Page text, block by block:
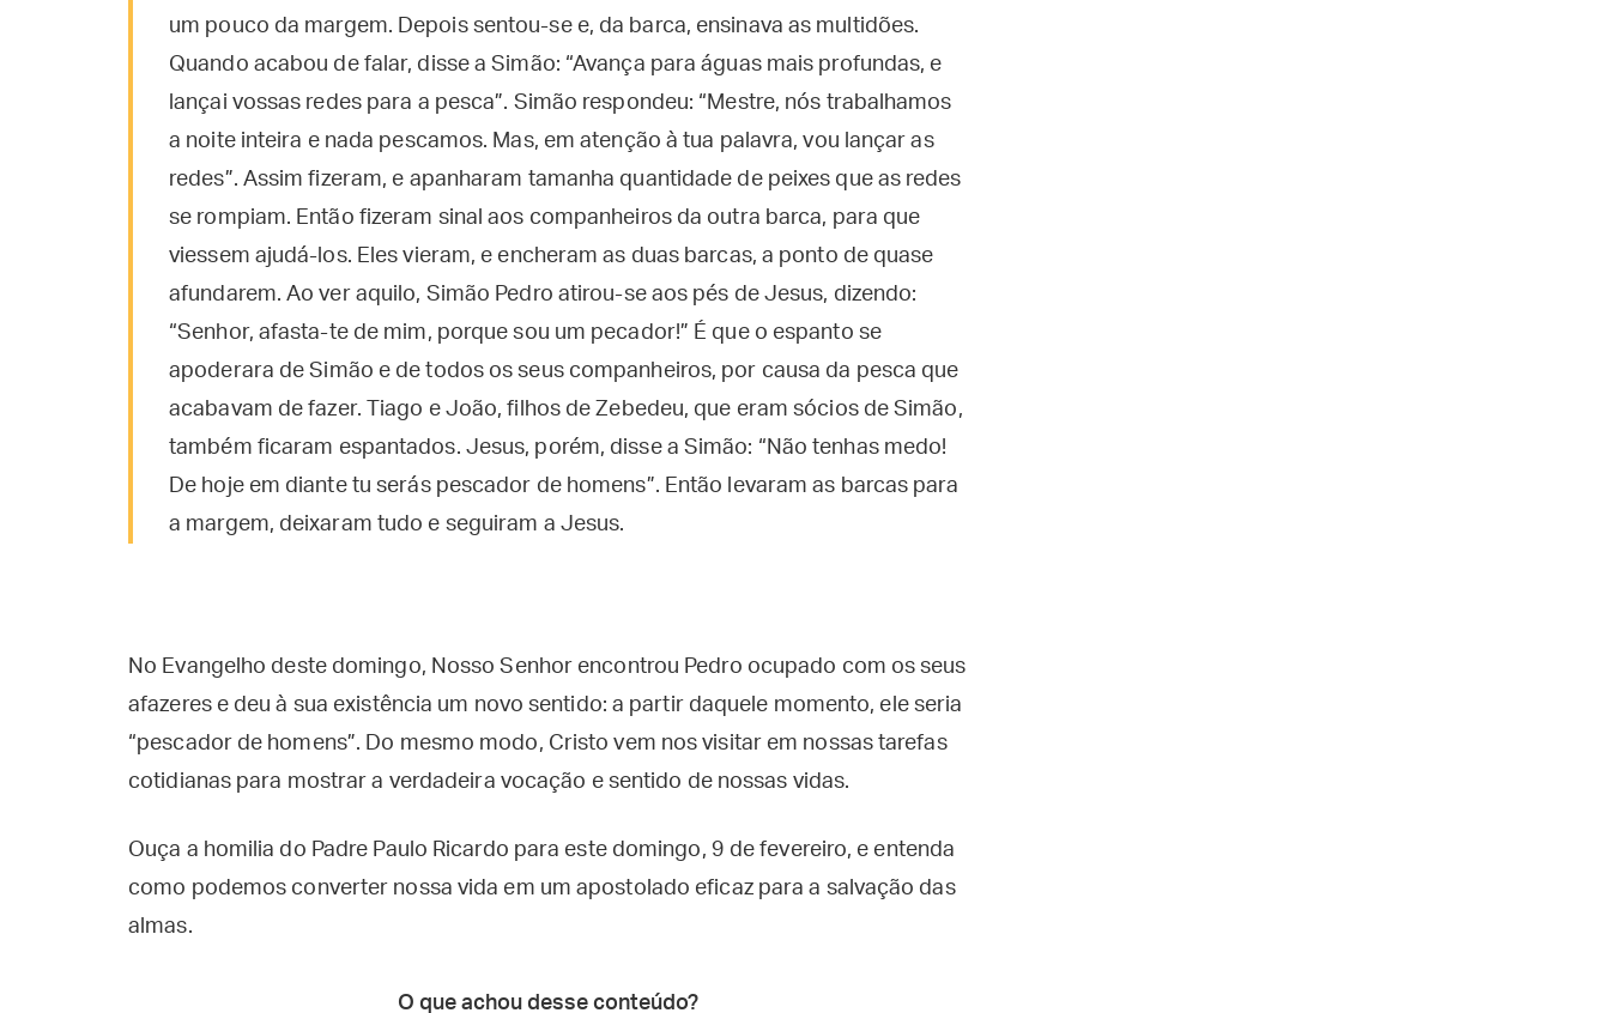
um pouco da margem. Depois sentou-se e, da barca, ensinava as multidões.
Quando acabou de falar, disse a Simão: “Avança para águas mais profundas, e
lançai vossas redes para a pesca”. Simão respondeu: “Mestre, nós trabalhamos
a noite inteira e nada pescamos. Mas, em atenção à tua palavra, vou lançar as
redes”. Assim fizeram, e apanharam tamanha quantidade de peixes que as redes
se rompiam. Então fizeram sinal aos companheiros da outra barca, para que
viessem ajudá-los. Eles vieram, e encheram as duas barcas, a ponto de quase
afundarem. Ao ver aquilo, Simão Pedro atirou-se aos pés de Jesus, dizendo:
“Senhor, afasta-te de mim, porque sou um pecador!” É que o espanto se
apoderara de Simão e de todos os seus companheiros, por causa da pesca que
acabavam de fazer. Tiago e João, filhos de Zebedeu, que eram sócios de Simão,
também ficaram espantados. Jesus, porém, disse a Simão: “Não tenhas medo!
De hoje em diante tu serás pescador de homens”. Então levaram as barcas para
a margem, deixaram tudo e seguiram a Jesus.
No Evangelho deste domingo, Nosso Senhor encontrou Pedro ocupado com os seus
afazeres e deu à sua existência um novo sentido: a partir daquele momento, ele seria
“pescador de homens”. Do mesmo modo, Cristo vem nos visitar em nossas tarefas
cotidianas para mostrar a verdadeira vocação e sentido de nossas vidas.
Ouça a homilia do Padre Paulo Ricardo para este domingo, 9 de fevereiro, e entenda
como podemos converter nossa vida em um apostolado eficaz para a salvação das
almas.
O que achou desse conteúdo?